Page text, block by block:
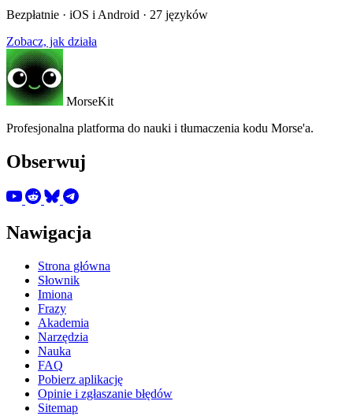
Bezpłatnie · iOS i Android · 27 języków
Zobacz, jak działa
MorseKit
Profesjonalna platforma do nauki i tłumaczenia kodu Morse'a.
Obserwuj
Nawigacja
Strona główna
Słownik
Imiona
Frazy
Akademia
Narzędzia
Nauka
FAQ
Pobierz aplikację
Opinie i zgłaszanie błędów
Sitemap